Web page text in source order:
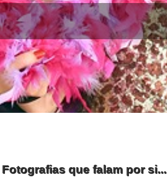
Fotografias que falam por si...